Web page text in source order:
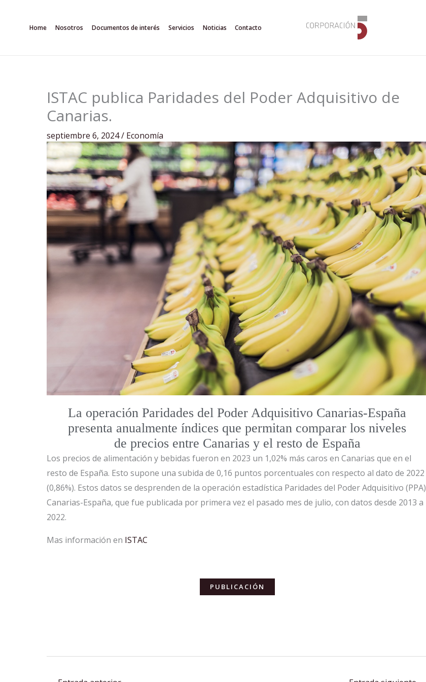
Home Nosotros Documentos de interés Servicios Noticias Contacto
ISTAC publica Paridades del Poder Adquisitivo de
Canarias.
septiembre 6, 2024/ Economía
La operación Paridades del Poder Adquisitivo Canarias-España
presenta anualmente índices que permitan comparar los niveles
de precios entre Canarias y el resto de España
Los precios de alimentación y bebidas fueron en 2023 un 1,02% más caros en Canarias que en el
resto de España. Esto supone una subida de 0,16 puntos porcentuales con respecto al dato de 2022
(0,86%). Estos datos se desprenden de la operación estadística Paridades del Poder Adquisitivo (PPA)
Canarias-España, que fue publicada por primera vez el pasado mes de julio, con datos desde 2013 a
2022.
Mas información en ISTAC
PUBLICACIÓN